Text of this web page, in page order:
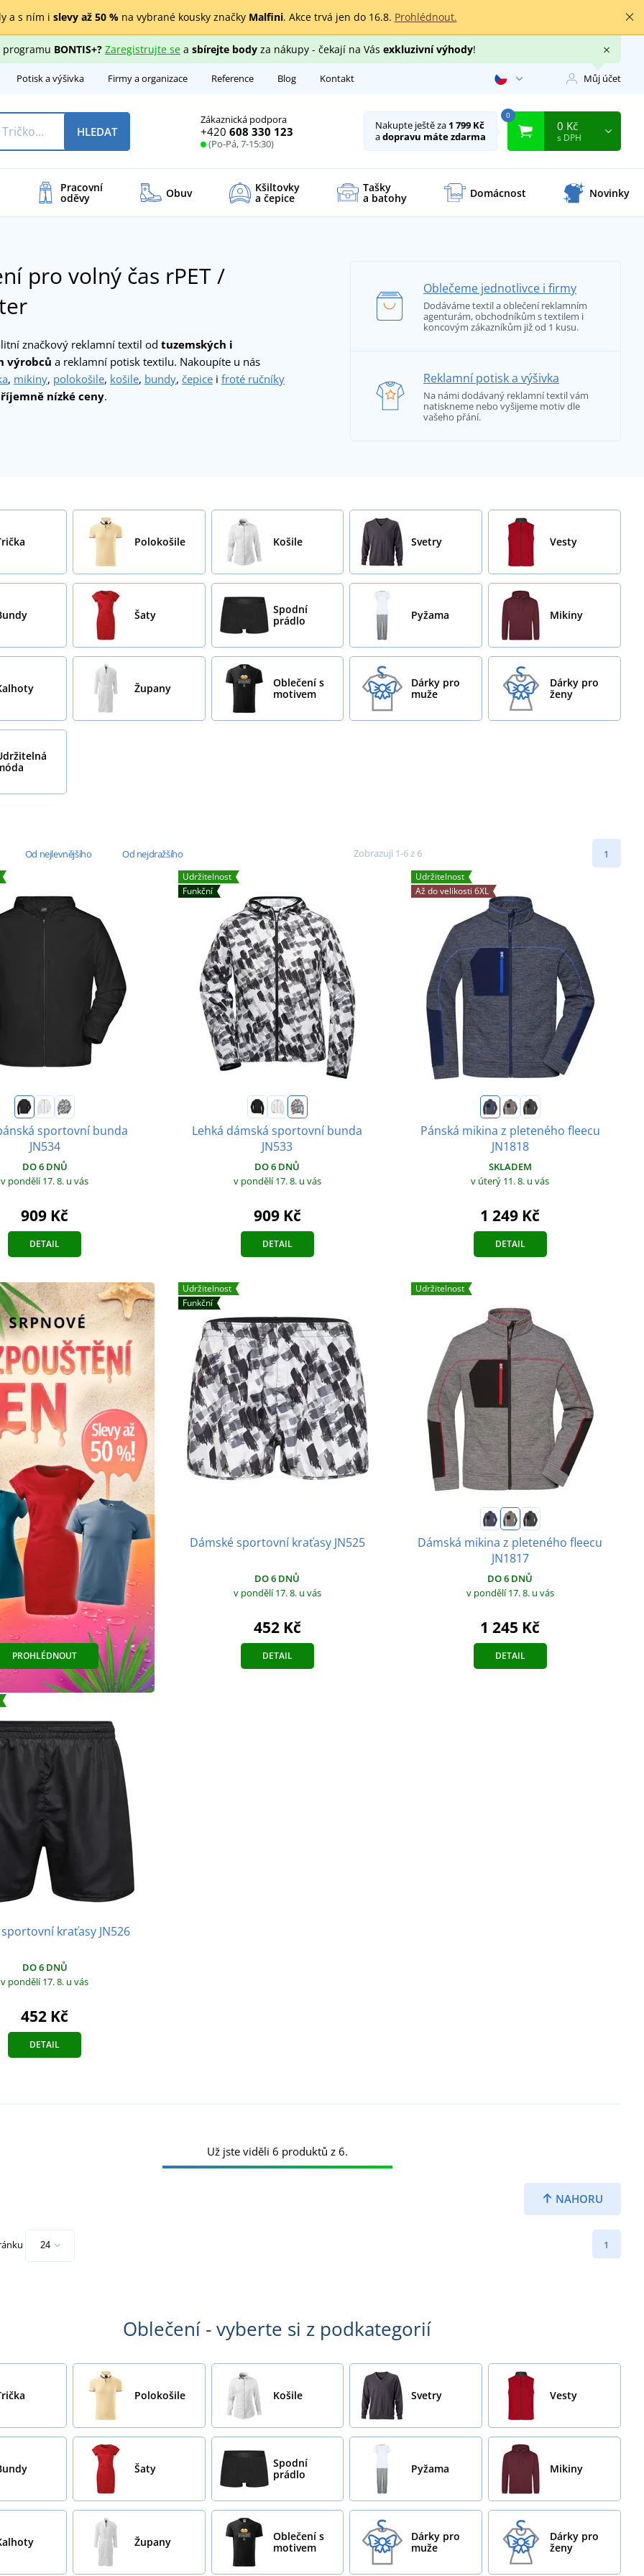
a s ním i slevy až 50 %na vybrané kousky značky Malfini. Akce trvá jen do 16.8. Prohlédnout.
programu BONTIS+? Zaregistrujte sea sbírejte bodyza nákupy - čekají na Vás exkluzivní výhody!
Potisk a výšivka Firmy a organizace Reference Blog Kontakt Můj účet
Zákaznická podpora
+420 608 330 123
(Po-Pá, 7-15:30)
HLEDAT Nakupte ještě za 1 799 Kč
adopravu máte zdarma
0
0 Kč
s DPH
Pracovní
oděvy Obuv Kšiltovky
a čepice
Tašky
a batohy Domácnost Novinky
pro volný čas rPET /
značkový reklamní textil od tuzemských i
výrobců a reklamní potisk textilu. Nakoupíte u nás
, mikiny, polokošile, košile, bundy, čepice i froté ručníky
nízké ceny.
Oblečeme jednotlivce i firmy
Dodáváme textil a oblečení reklamním
agenturám, obchodníkům s textilem i
koncovým zákazníkům již od 1 kusu.
Reklamní potisk a výšivka
Na námi dodávaný reklamní textil vám
natiskneme nebo vyšijeme motiv dle
vašeho přání.
Polokošile Košile Svetry Vesty
Šaty
Spodní
prádlo
Pyžama Mikiny
Župany
Oblečení s
motivem
Dárky pro
muže
Dárky pro
ženy
Od nejlevnějšího Od nejdražšího Zobrazuji 1-6 z 6 1
sportovní bunda
JN534
DO 6 DNŮ
v pondělí 17. 8. u vás
909 Kč
DETAIL
Udržitelnost
Funkční
Lehká dámská sportovní bunda
JN533
DO 6 DNŮ
v pondělí 17. 8. u vás
909 Kč
DETAIL
Udržitelnost
Až do velikosti 6XL
Pánská mikina z pleteného fleecu
JN1818
SKLADEM
v úterý 11. 8. u vás
1 249 Kč
DETAIL
PROHLÉDNOUT
Udržitelnost
Funkční
Dámské sportovní kraťasy JN525
DO 6 DNŮ
v pondělí 17. 8. u vás
452 Kč
DETAIL
Udržitelnost
Dámská mikina z pleteného fleecu
JN1817
DO 6 DNŮ
v pondělí 17. 8. u vás
1 245 Kč
DETAIL
kraťasy JN526
DO 6 DNŮ
v pondělí 17. 8. u vás
452 Kč
DETAIL
NAHORU
Už jste viděli 6 produktů z 6.
1
Oblečení - vyberte si z podkategorií
Polokošile Košile Svetry Vesty
Šaty
Spodní
prádlo
Pyžama Mikiny
Župany
Oblečení s
motivem
Dárky pro
muže
Dárky pro
ženy